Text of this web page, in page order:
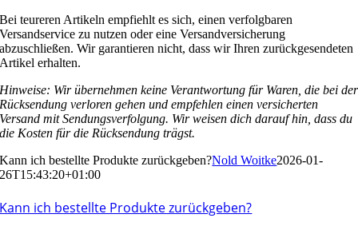
Bei teureren Artikeln empfiehlt es sich, einen verfolgbaren
Versandservice zu nutzen oder eine Versandversicherung
abzuschließen. Wir garantieren nicht, dass wir Ihren zurückgesendeten
Artikel erhalten.
Hinweise: Wir übernehmen keine Verantwortung für Waren, die bei der
Rücksendung verloren gehen und empfehlen einen versicherten
Versand mit Sendungsverfolgung. Wir weisen dich darauf hin, dass du
die Kosten für die Rücksendung trägst.
Kann ich bestellte Produkte zurückgeben?Nold Woitke2026-01-
26T15:43:20+01:00
Kann ich bestellte Produkte zurückgeben?